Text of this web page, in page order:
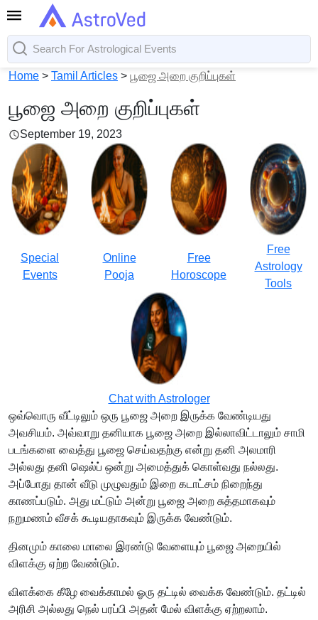
Home > Tamil Articles > பூஜை அறை குறிப்புகள்
பூஜை அறை குறிப்புகள்
September 19, 2023
Special
Events
Online
Pooja
Free
Horoscope
Free
Astrology
Tools
Chat with Astrologer
ஒவ்வொரு வீட்டிலும் ஒரு பூஜை அறை இருக்க வேண்டியது
அவசியம். அவ்வாறு தனியாக பூஜை அறை இல்லாவிட்டாலும் சாமி
படங்களை வைத்து பூஜை செய்வதற்கு என்று தனி அலமாரி
அல்லது தனி ஷெல்ப் ஒன்று அமைத்துக் கொள்வது நல்லது.
அப்போது தான் வீடு முழுவதும் இறை கடாட்சம் நிறைந்து
காணப்படும். அது மட்டும் அன்று பூஜை அறை சுத்தமாகவும்
நறுமணம் வீசக் கூடியதாகவும் இருக்க வேண்டும்.
தினமும் காலை மாலை இரண்டு வேளையும் பூஜை அறையில்
விளக்கு ஏற்ற வேண்டும்.
விளக்கை கீழே வைக்காமல் ஓரு தட்டில் வைக்க வேண்டும். தட்டில்
அரிசி அல்லது நெல் பரப்பி அதன் மேல் விளக்கு ஏற்றலாம்.